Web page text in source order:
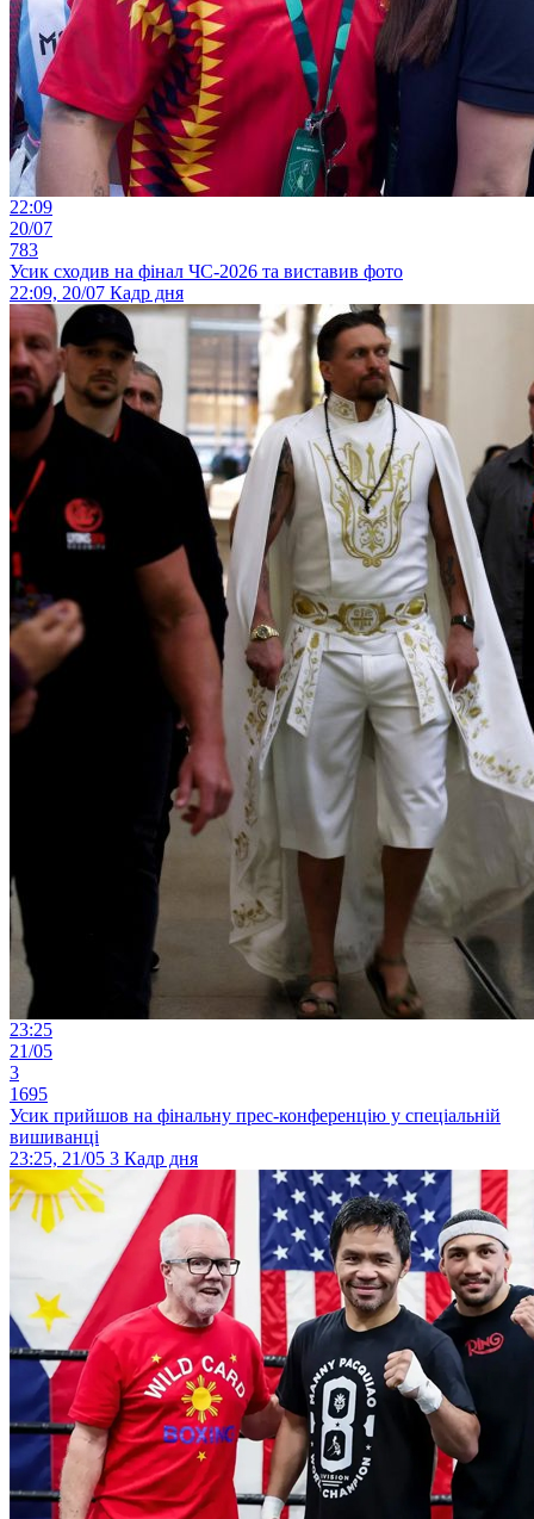
22:09
20/07
783
Усик сходив на фінал ЧС-2026 та виставив фото
22:09, 20/07 Кадр дня
23:25
21/05
3
1695
Усик прийшов на фінальну прес-конференцію у спеціальній
вишиванці
23:25, 21/05 3 Кадр дня